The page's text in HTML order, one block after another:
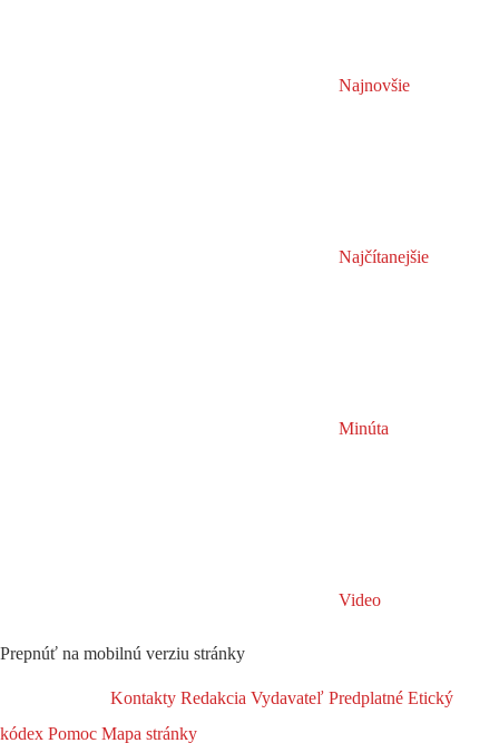
Najnovšie
Najčítanejšie
Minúta
Video
Prepnúť na mobilnú verziu stránky
Kontakty Redakcia Vydavateľ Predplatné Etický
kódex Pomoc Mapa stránky